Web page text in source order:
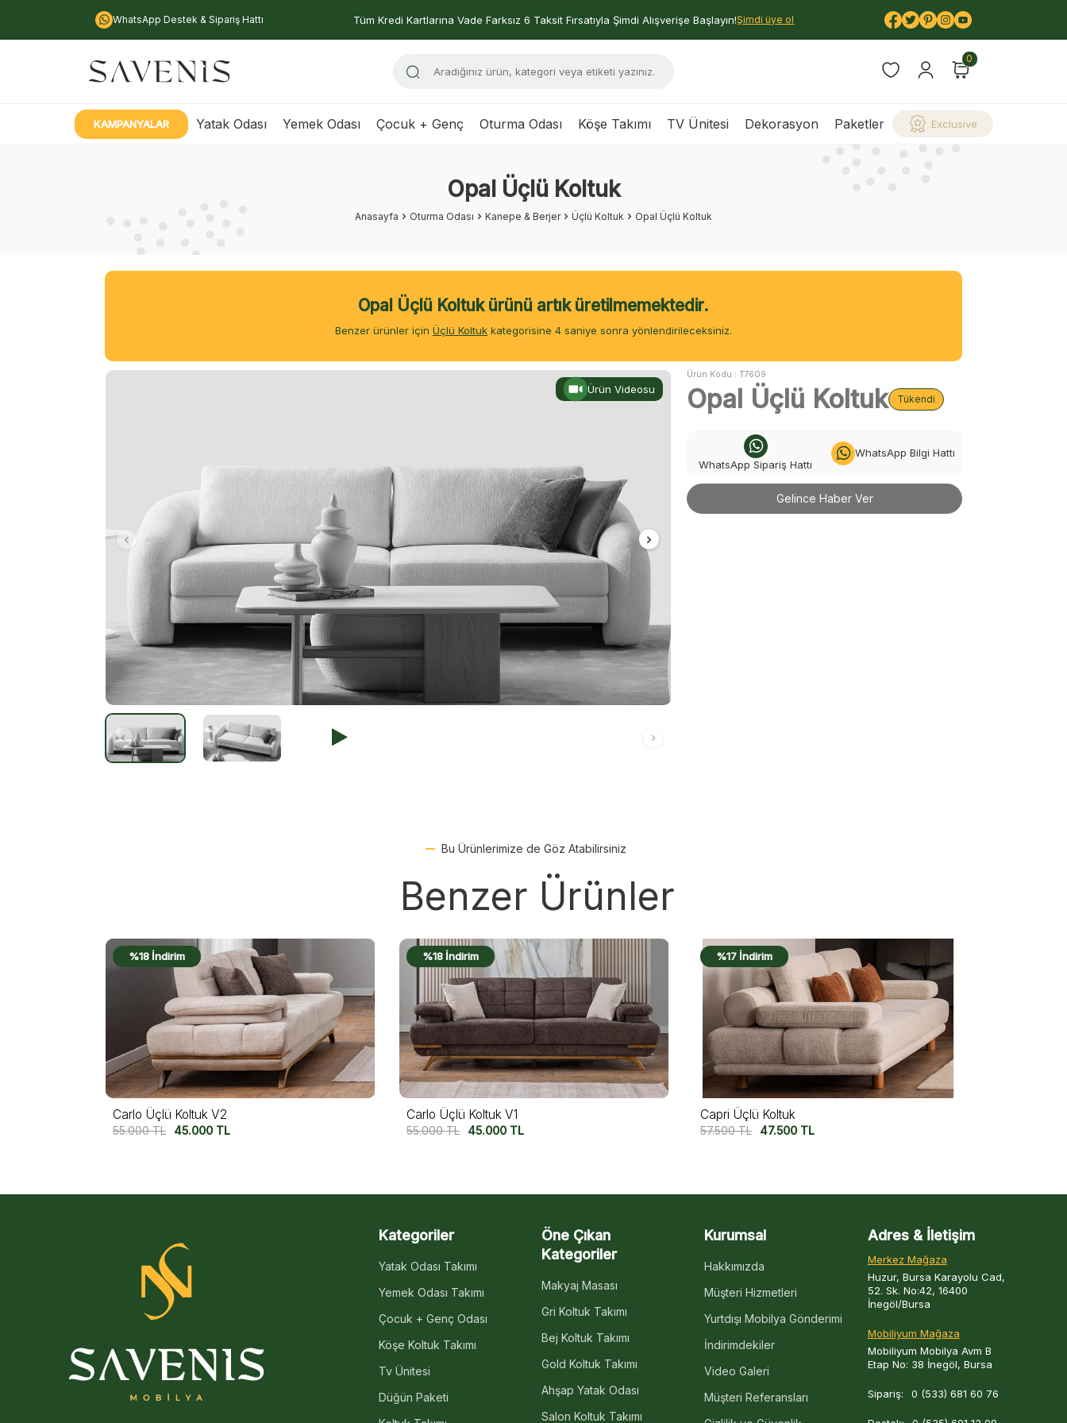
WhatsApp Destek & Sipariş Hattı Tüm Kredi Kartlarına Vade Farksız 6 Taksit Fırsatıyla Şimdi Alışverişe Başlayın!Şimdi üye ol
0
KAMPANYALAR Yatak Odası Yemek Odası Çocuk + Genç Oturma Odası Köşe Takımı TV Ünitesi Dekorasyon Paketler Exclusive
Opal Üçlü Koltuk
Anasayfa Oturma Odası Kanepe & Berjer Üçlü Koltuk Opal Üçlü Koltuk
Opal Üçlü Koltuk ürünü artık üretilmemektedir.
Benzer ürünler için Üçlü Koltuk kategorisine 4 saniye sonra yönlendirileceksiniz.
Ürün Videosu
Ürün Kodu :T7609
Opal Üçlü Koltuk Tükendi
WhatsApp Sipariş Hattı
WhatsApp Bilgi Hattı
Gelince Haber Ver
Bu Ürünlerimize de Göz Atabilirsiniz
Benzer Ürünler
%18 İndirim
Carlo Üçlü Koltuk V1
55.000TL 45.000 TL
%17 İndirim
Capri Üçlü Koltuk
57.500TL 47.500TL
%17 İndirim
Miura Üçlü Koltuk V2
57.500TL 47.500 TL
Kategoriler
Yatak Odası Takımı
Yemek Odası Takımı
Çocuk + Genç Odası
Köşe Koltuk Takımı
Tv Ünitesi
Düğün Paketi
Öne Çıkan
Kategoriler
Makyaj Masası
Gri Koltuk Takımı
Bej Koltuk Takımı
Gold Koltuk Takımı
Ahşap Yatak Odası
Salon Koltuk Takımı
Kurumsal
Hakkımızda
Müşteri Hizmetleri
Yurtdışı Mobilya Gönderimi
İndirimdekiler
Video Galeri
Müşteri Referansları
Adres & İletişim
Merkez Mağaza
Huzur, Bursa Karayolu Cad,
52. Sk. No:42, 16400
İnegöl/Bursa
Mobiliyum Mağaza
Mobiliyum Mobilya Avm B
Etap No: 38 İnegöl, Bursa
Sipariş: 0 (533) 681 60 76